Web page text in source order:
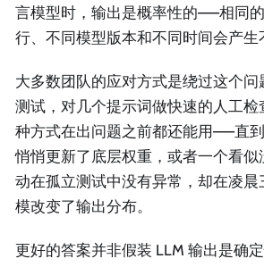
言模型时，输出是概率性的——相同
行、不同模型版本和不同时间会产生
大多数团队的应对方式是绕过这个
测试，对几个提示词做快速的人工
种方式在出问题之前都还能用——直
悄悄更新了底层权重，或者一个看似
动在孤立测试中没有异常，却在凌
模改变了输出分布。
更好的答案并非假装 LLM 输出是确